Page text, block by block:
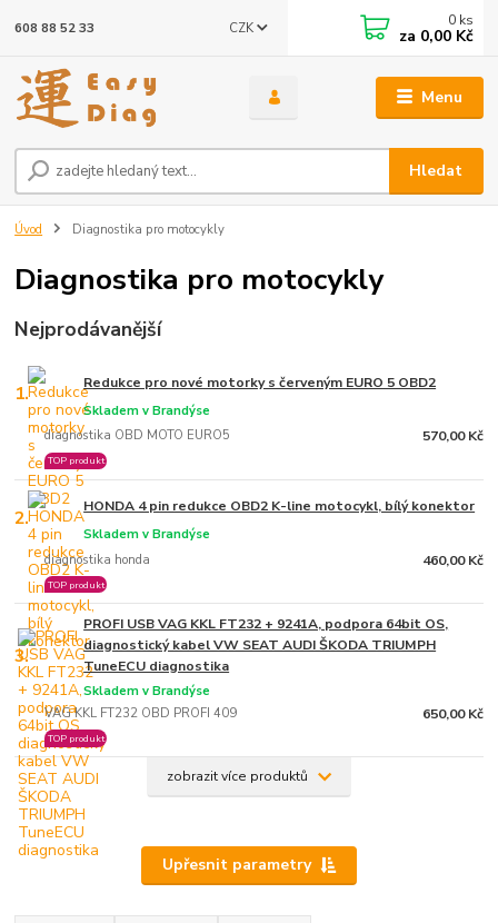
Menu
CZK
Hledat
608 88 52 33 0 ks
za 0,00 Kč
Úvod Diagnostika pro motocykly
Diagnostika pro motocykly
Nejprodávanější
1. Redukce pro nové motorky s červeným EURO 5 OBD2
diagnostika OBD MOTO EURO5
Skladem v Brandýse
TOP produkt
570,00 Kč
2. HONDA 4 pin redukce OBD2 K-line motocykl, bílý konektor
diagnostika honda
Skladem v Brandýse
TOP produkt
460,00 Kč
3.
PROFI USB VAG KKL FT232 + 9241A, podpora 64bit OS,
diagnostický kabel VW SEAT AUDI ŠKODA TRIUMPH
TuneECU diagnostika
VAG KKL FT232 OBD PROFI 409
Skladem v Brandýse
TOP produkt
650,00 Kč
zobrazit více produktů
Upřesnit parametry